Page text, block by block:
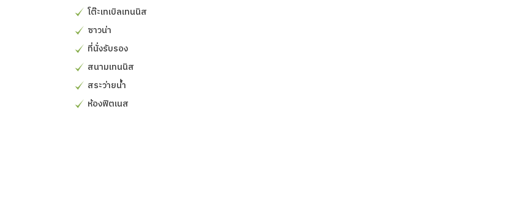
โต๊ะเทเบิลเทนนิส
ซาวน่า
ที่นั่งรับรอง
สนามเทนนิส
สระว่ายน้ำ
ห้องฟิตเนส